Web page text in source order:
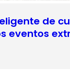
de
eventos